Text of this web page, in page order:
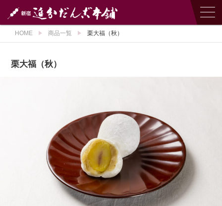
HOME 商品一覧 栗大福（秋）
栗大福（秋）